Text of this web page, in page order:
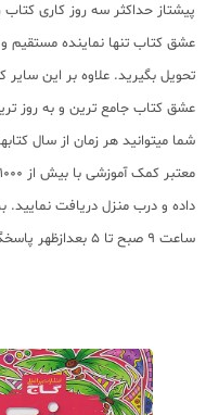
پیشتاز حداکثر سه روز کاری
عشق کتاب تنها نماینده مستقیم
تحویل بگیرید. علاوه بر این
عشق کتاب جامع ترین و به روز ترین فروشگاه اینترنتی کتابهای کمک درسی
شما میتوانید هر زمان از سال
ساعت 9 صبح تا 5 بعدازظهر پاسخگوی شما عزیزان است و برای پیگیری سفارشات شهرستانها میتوانید با مراجعه به سایت رهگیری مرسولات پستی از موقعیت بسته سفارشات خود اطلاع پیدا کنید.